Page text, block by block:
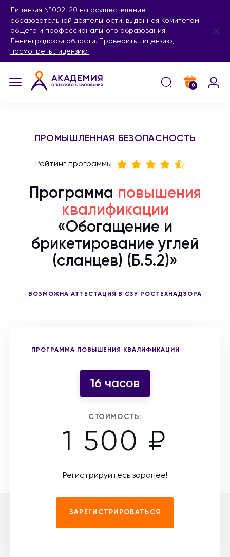
Лицензия №002-20 на осуществление
образовательной деятельности, выданная Комитетом
общего и профессионального образования
Ленинградской области.
Проверить лицензию,
посмотреть лицензию.
0
ПРОМЫШЛЕННАЯ БЕЗОПАСНОСТЬ
Рейтинг программы
Программа повышения
квалификации
«Обогащение и
брикетирование углей
(сланцев) (Б.5.2)»
ВОЗМОЖНА АТТЕСТАЦИЯ В СЗУ РОСТЕХНАДЗОРА
ПРОГРАММА ПОВЫШЕНИЯ КВАЛИФИКАЦИИ
Выберите форму участия
16 часов
СТОИМОСТЬ:
1 500 ₽
Регистрируйтесь заранее!
ЗАРЕГИСТРИРОВАТЬСЯ